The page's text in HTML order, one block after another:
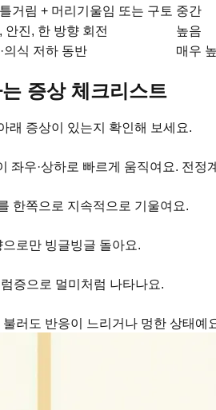
거림 + 머리기울임 또는 구토 중간
안진, 한 방향 회전 높음
의식 저하 동반 매우
증상 체크리스트
래 증상이 있는지 확인해 보세요.
좌우·상하로 빠르게 움직여요. 전정
한쪽으로 지속적으로 기울여요.
으로만 빙글빙글 돌아요.
증으로 멀미처럼 나타나요.
불러도 반응이 느리거나 멍한 상태예